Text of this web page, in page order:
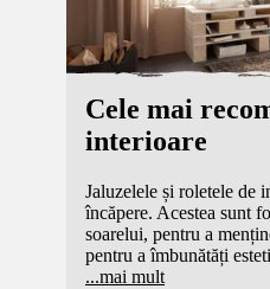
Cele mai
interioare
Jaluzelele și roletele de
încăpere. Acestea sunt
soarelui, pentru a
pentru a îmbunătăți
...mai mult